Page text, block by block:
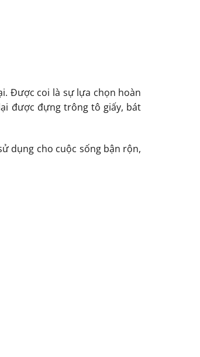
Được coi là sự lựa chọn hoàn
được đựng trông tô giấy, bát
dụng cho cuộc sống bận rộn,